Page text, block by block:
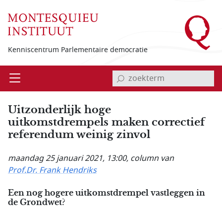
Kenniscentrum Parlementaire democratie
Open invoerveld zoekterm
Uitzonderlijk hoge
uitkomstdrempels maken correctief
referendum weinig zinvol
maandag 25 januari 2021, 13:00, column van
Prof.Dr. Frank Hendriks
Een nog hogere uitkomstdrempel vastleggen in
de Grondwet?